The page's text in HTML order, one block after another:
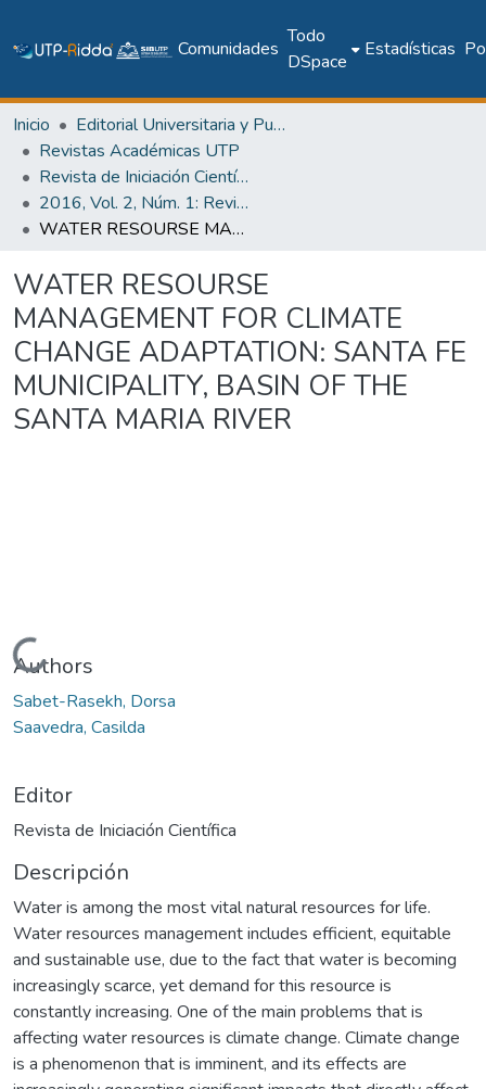
Comunidades
Todo
DSpace
Estadísticas
Inicio
Editorial Universitaria y Publicaciones Seriadas
Revistas Académicas UTP
Revista de Iniciación Científica
2016, Vol. 2, Núm. 1: Revista de Iniciación Científica
WATER RESOURSE MANAGEMENT FOR CLIMATE CHANGE ADAPTATION: SANTA FE MUNICIPALITY, BASIN OF THE SANTA MARIA RIVER
WATER RESOURSE
MANAGEMENT FOR CLIMATE
CHANGE ADAPTATION: SANTA FE
MUNICIPALITY, BASIN OF THE
SANTA MARIA RIVER
Cargando...
Authors
Sabet-Rasekh, Dorsa
Saavedra, Casilda
Editor
Revista de Iniciación Científica
Descripción
Water is among the most vital natural resources for life.
Water resources management includes efficient, equitable
and sustainable use, due to the fact that water is becoming
increasingly scarce, yet demand for this resource is
constantly increasing. One of the main problems that is
affecting water resources is climate change. Climate change
is a phenomenon that is imminent, and its effects are